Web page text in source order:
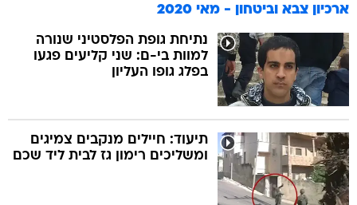
ארכיון צבא וביטחון - מאי 2020
נתיחת גופת הפלסטיני שנורה
למוות בי-ם: שני קליעים פגעו
בפלג גופו העליון
תיעוד: חיילים מנקבים צמיגים
ומשליכים רימון גז לבית ליד שכם